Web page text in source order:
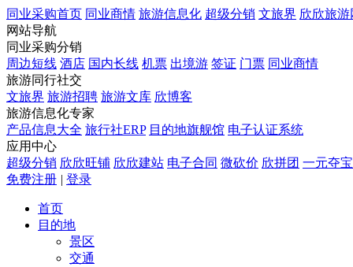
同业采购首页 同业商情 旅游信息化 超级分销 文旅界 欣欣旅游
网站导航
同业采购分销
周边短线 酒店 国内长线 机票 出境游 签证 门票 同业商情
旅游同行社交
文旅界 旅游招聘 旅游文库 欣博客
旅游信息化专家
产品信息大全 旅行社ERP 目的地旗舰馆 电子认证系统
应用中心
超级分销 欣欣旺铺 欣欣建站 电子合同 微砍价 欣拼团 一元夺宝
免费注册 | 登录
首页
目的地
景区
交通